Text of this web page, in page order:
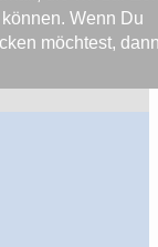
Wenn Du
möchtest,